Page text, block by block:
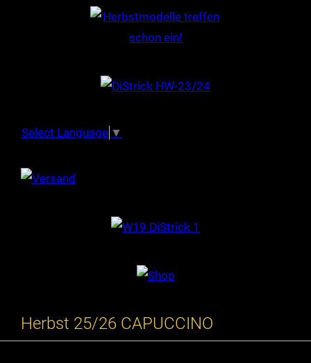
Select Language ▼
Herbst 25/26 CAPUCCINO